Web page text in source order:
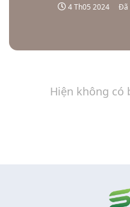
4 Th05 2024 Đã
Hiện không có